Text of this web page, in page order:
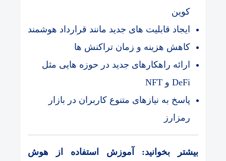
کوین
ایجاد قابلیت های جدید مانند قرارداد هوشمند
کاهش هزینه و زمان تراکنش ها
ارائه راهکارهای جدید در حوزه هایی مثل
DeFi و NFT
پاسخ به نیازهای متنوع کاربران در بازار
رمزارز
بیشتر بخوانید: آموزش استفاده از هوش